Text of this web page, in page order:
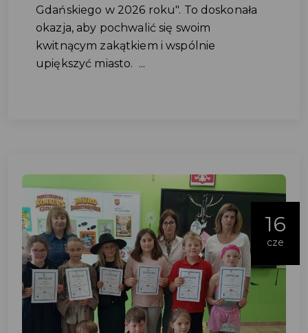
Gdańskiego w 2026 roku". To doskonała
okazja, aby pochwalić się swoim
kwitnącym zakątkiem i wspólnie
upiększyć miasto. ...
16
cze